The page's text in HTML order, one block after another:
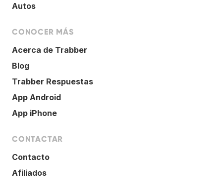
Autos
CONOCER MÁS
Acerca de Trabber
Blog
Trabber Respuestas
App Android
App iPhone
CONTACTAR
Contacto
Afiliados